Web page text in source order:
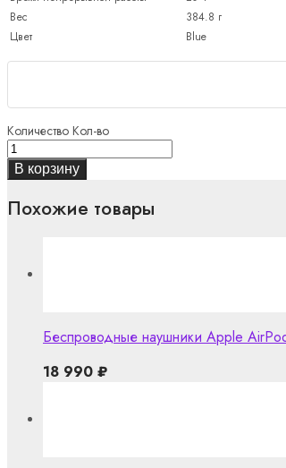
Вес
384.8 г
Цвет
Blue
Количество Кол-во
В корзину
Похожие товары
Беспроводные наушники Apple
18 990 ₽